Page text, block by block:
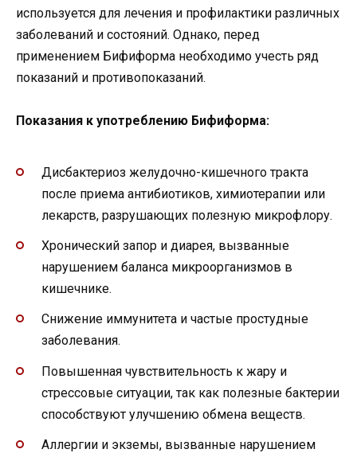
используется для лечения и профилактики различных
заболеваний и состояний. Однако, перед
применением Бифиформа необходимо учесть ряд
показаний и противопоказаний.
Показания к употреблению Бифиформа:
Дисбактериоз желудочно-кишечного тракта
после приема антибиотиков, химиотерапии или
лекарств, разрушающих полезную микрофлору.
Хронический запор и диарея, вызванные
нарушением баланса микроорганизмов в
кишечнике.
Снижение иммунитета и частые простудные
заболевания.
Повышенная чувствительность к жару и
стрессовые ситуации, так как полезные бактерии
способствуют улучшению обмена веществ.
Аллергии и экземы, вызванные нарушением